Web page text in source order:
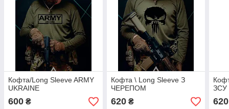
Кофта/Long Sleeve ARMY
UKRAINE
600 ₴
Кофта \ Long Sleeve З
ЧЕРЕПОМ
620₴
ЗСУ
620